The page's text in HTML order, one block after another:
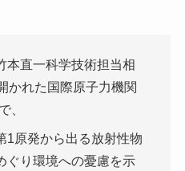
直一科学技術担当相
かれた国際原子力機関
、
1原発から出る放射性物
ぐり環境への憂慮を示